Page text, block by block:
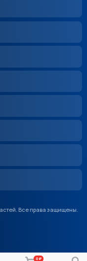
0 ₽
Все права защищены.